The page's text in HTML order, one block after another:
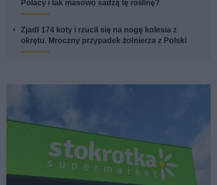
Polacy i tak masowo sadzą tę roślinę?
Zjadł 174 koty i rzucił się na nogę kolesia z
okrętu. Mroczny przypadek żołnierza z Polski